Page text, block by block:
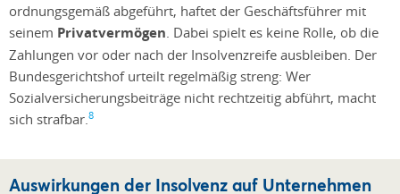
ordnungsgemäß abgeführt, haftet der Geschäftsführer mit
seinem Privatvermögen . Dabei spielt es keine Rolle, ob die
Zahlungen vor oder nach der Insolvenzreife ausbleiben. Der
Bundesgerichtshof urteilt regelmäßig streng: Wer
Sozialversicherungsbeiträge nicht rechtzeitig abführt, macht
sich strafbar. 8
Auswirkungen der Insolvenz auf Unternehmen